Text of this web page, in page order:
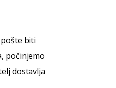
biti
počinjemo
dostavlja